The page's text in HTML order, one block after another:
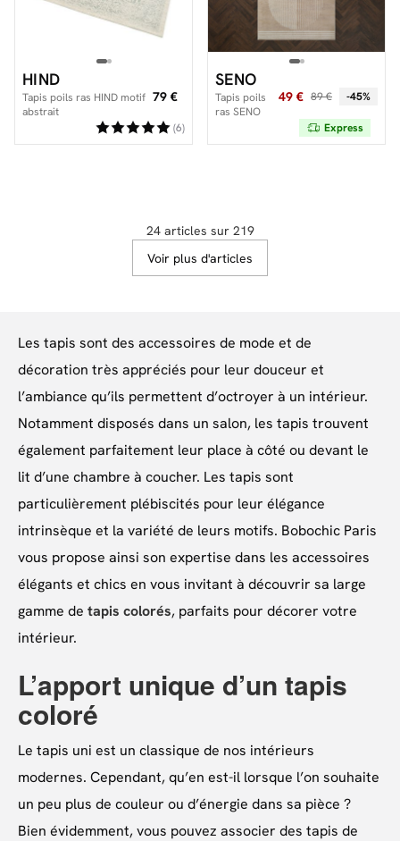
HIND
Tapis poils ras HIND motif
abstrait
79 €
(6)
SENO
Tapis poils
ras SENO
49 € 89 € -45%
Express
24 articles sur 219
Voir plus d'articles
Les tapis sont des accessoires de mode et de
décoration très appréciés pour leur douceur et
l’ambiance qu’ils permettent d’octroyer à un intérieur.
Notamment disposés dans un salon, les tapis trouvent
également parfaitement leur place à côté ou devant le
lit d’une chambre à coucher. Les tapis sont
particulièrement plébiscités pour leur élégance
intrinsèque et la variété de leurs motifs. Bobochic Paris
vous propose ainsi son expertise dans les accessoires
élégants et chics en vous invitant à découvrir sa large
gamme de tapis colorés, parfaits pour décorer votre
intérieur.
L’apport unique d’un tapis
coloré
Le tapis uni est un classique de nos intérieurs
modernes. Cependant, qu’en est-il lorsque l’on souhaite
un peu plus de couleur ou d’énergie dans sa pièce ?
Bien évidemment, vous pouvez associer des tapis de